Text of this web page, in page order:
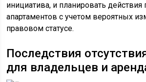
инициатива, и планировать
апартаментов с учетом вероятных
правовом статусе.
Последствия
для владельцев и